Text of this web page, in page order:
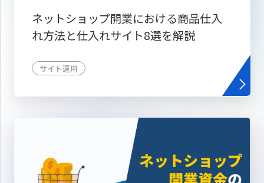
ネットショップ開業における商品仕入
れ方法と仕入れサイト8選を解説
サイト運用